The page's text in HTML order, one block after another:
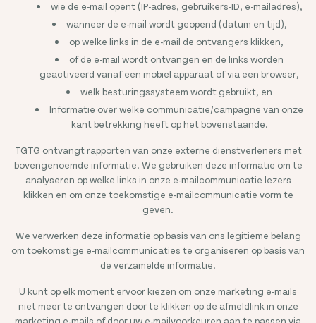
wie de e-mail opent (IP-adres, gebruikers-ID, e-mailadres),
wanneer de e-mail wordt geopend (datum en tijd),
op welke links in de e-mail de ontvangers klikken,
of de e-mail wordt ontvangen en de links worden
geactiveerd vanaf een mobiel apparaat of via een browser,
welk besturingssysteem wordt gebruikt, en
Informatie over welke communicatie/campagne van onze
kant betrekking heeft op het bovenstaande.
TGTG ontvangt rapporten van onze externe dienstverleners met
bovengenoemde informatie. We gebruiken deze informatie om te
analyseren op welke links in onze e-mailcommunicatie lezers
klikken en om onze toekomstige e-mailcommunicatie vorm te
geven.
We verwerken deze informatie op basis van ons legitieme belang
om toekomstige e-mailcommunicaties te organiseren op basis van
de verzamelde informatie.
U kunt op elk moment ervoor kiezen om onze marketing e-mails
niet meer te ontvangen door te klikken op de afmeldlink in onze
marketing e-mails of door uw e-mailvoorkeuren aan te passen via